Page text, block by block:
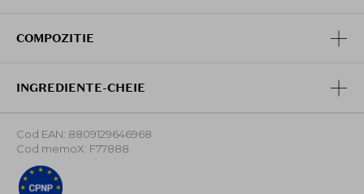
COMPOZITIE
INGREDIENTE-CHEIE
Cod EAN: 8809129646968
Cod memoX: F77888